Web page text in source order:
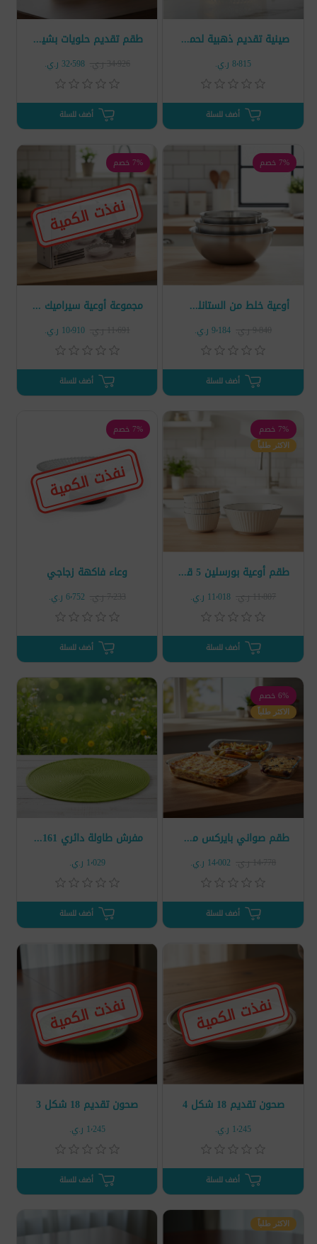
صينية تقديم ذهبية لحمل الكاسات
8٬815 ر.ي.‏
أضف للسلة
طقم تقديم حلويات بشيال ذهبي 3 خانات
34٬926 ر.ي.‏ 32٬598 ر.ي.‏
أضف للسلة
أوعية خلط من الستانلس استيل 3 قطع
7% خصم
9٬840 ر.ي.‏ 9٬184 ر.ي.‏
أضف للسلة
نفذت الكمية
مجموعة أوعية سيراميك 10 قطع
7% خصم
11٬691 ر.ي.‏ 10٬910 ر.ي.‏
أضف للسلة
طقم أوعية بورسلين 5 قطع
7% خصم
الاكثر طلباً
11٬807 ر.ي.‏ 11٬018 ر.ي.‏
أضف للسلة
نفذت الكمية
وعاء فاكهة زجاجي
7% خصم
7٬233 ر.ي.‏ 6٬752 ر.ي.‏
أضف للسلة
طقم صواني بايركس مستطيلة 3 قطع
6% خصم
الاكثر طلباً
14٬778 ر.ي.‏ 14٬002 ر.ي.‏
أضف للسلة
مفرش طاولة دائري 61161-2
1٬029 ر.ي.‏
أضف للسلة
نفذت الكمية
صحون تقديم 18 شكل 4
1٬245 ر.ي.‏
أضف للسلة
نفذت الكمية
صحون تقديم 18 شكل 3
1٬245 ر.ي.‏
أضف للسلة
الاكثر طلباً